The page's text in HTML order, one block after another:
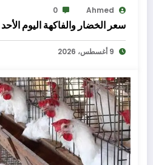
Ahmed
0
سعر الخضار والفاكهة اليوم
9 أغسطس، 2026